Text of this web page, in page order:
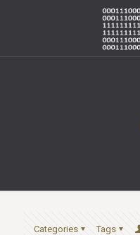
Categories Tags